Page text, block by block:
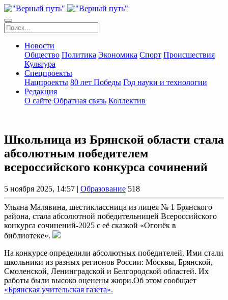
Новости
Общество Политика Экономика Спорт Происшествия
Культура
Спецпроекты
Нацпроекты 80 лет Победы Год науки и технологии
Редакция
О сайте Обратная связь Коллектив
Школьница из Брянской области стала
абсолютным победителем
всероссийского конкурса сочинений
5 ноября 2025, 14:57 | Образование 518
Ульяна Малявина, шестиклассница из лицея № 1 Брянского
района, стала абсолютной победительницей Всероссийского
конкурса сочинений-2025 с её сказкой «Огонёк в
библиотеке».
На конкурсе определили абсолютных победителей. Ими стали
школьники из разных регионов России: Москвы, Брянской,
Смоленской, Ленинградской и Белгородской областей. Их
работы были высоко оценены жюри.Об этом сообщает
«Брянская учительская газета».